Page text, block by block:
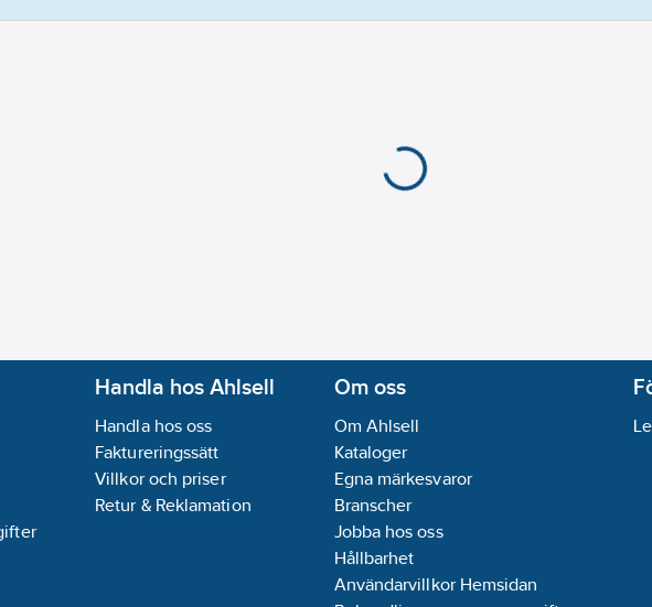
Handla hos Ahlsell
Handla hos oss
Faktureringssätt
Villkor och priser
Retur & Reklamation
Om oss
Om Ahlsell
Kataloger
Egna märkesvaror
Branscher
Jobba hos oss
Hållbarhet
Användarvillkor Hemsidan